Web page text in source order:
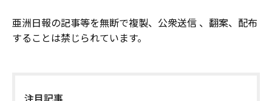
亜洲日報の記事等を無断で複製、公衆送信 、翻案、配布
することは禁じられています。
注目記事